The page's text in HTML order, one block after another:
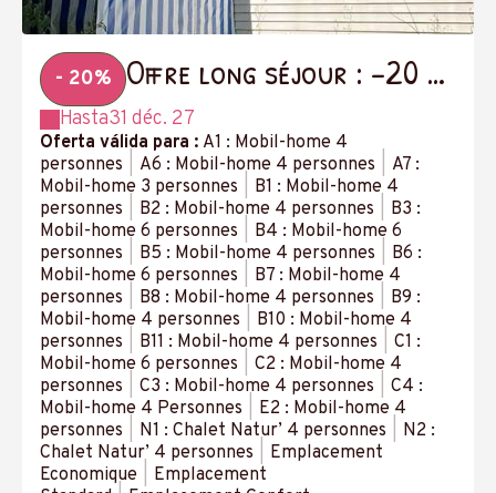
- 20%
Offre long séjour : -20 %
à partir de 14 nuits
Hasta31 déc. 27
Oferta válida para : A1 : Mobil-home 4
personnes
A6 : Mobil-home 4 personnes
A7 :
Mobil-home 3 personnes
B1 : Mobil-home 4
personnes
B2 : Mobil-home 4 personnes
B3 :
Mobil-home 6 personnes
B4 : Mobil-home 6
personnes
B5 : Mobil-home 4 personnes
B6 :
Mobil-home 6 personnes
B7 : Mobil-home 4
personnes
B8 : Mobil-home 4 personnes
B9 :
Mobil-home 4 personnes
B10 : Mobil-home 4
personnes
B11 : Mobil-home 4 personnes
C1 :
Mobil-home 6 personnes
C2 : Mobil-home 4
personnes
C3 : Mobil-home 4 personnes
C4 :
Mobil-home 4 Personnes
E2 : Mobil-home 4
personnes
N1 : Chalet Natur’ 4 personnes
N2 :
Chalet Natur’ 4 personnes
Emplacement
Economique
Emplacement